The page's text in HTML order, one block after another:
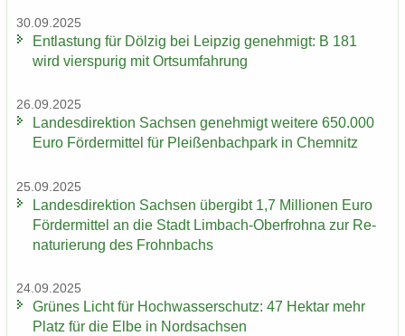
30.09.2025
Ent­las­tung für Döl­zig bei Leip­zig ge­neh­migt: B 181
wird vier­spu­rig mit Orts­um­fah­rung
26.09.2025
Lan­des­di­rek­ti­on Sach­sen ge­neh­migt wei­te­re 650.000
Euro För­der­mit­tel für Plei­ßen­bach­park in Chem­nitz
25.09.2025
Lan­des­di­rek­ti­on Sach­sen über­gibt 1,7 Mil­lio­nen Euro
För­der­mit­tel an die Stadt Limbach-​Oberfrohna zur Re­
na­tu­rie­rung des Frohn­bachs
24.09.2025
Grü­nes Licht für Hoch­was­ser­schutz: 47 Hekt­ar mehr
Platz für die Elbe in Nord­sach­sen